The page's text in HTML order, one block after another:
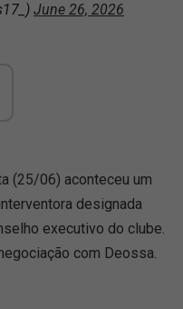
June 26, 2026
(25/06) aconteceu um
designada
executivo do clube.
com Deossa.